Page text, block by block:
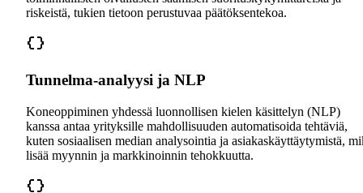
riskeistä, tukien tietoon perustuvaa päätöksentekoa.
Tunnelma-analyysi ja NLP
Koneoppiminen yhdessä luonnollisen kielen käsittelyn (NLP)
kanssa antaa yrityksille mahdollisuuden automatisoida tehtäviä,
kuten sosiaalisen median analysointia ja asiakaskäyttäytymistä,
lisää myynnin ja markkinoinnin tehokkuutta.